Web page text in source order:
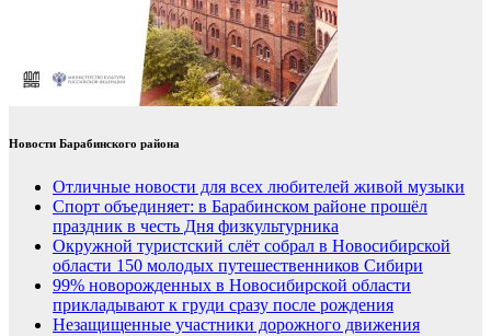
Новости Барабинского района
Отличные новости для всех любителей живой музыки
Спорт объединяет: в Барабинском районе прошёл
праздник в честь Дня физкультурника
Окружной туристский слёт собрал в Новосибирской
области 150 молодых путешественников Сибири
99% новорожденных в Новосибирской области
прикладывают к груди сразу после рождения
Незащищенные участники дорожного движения